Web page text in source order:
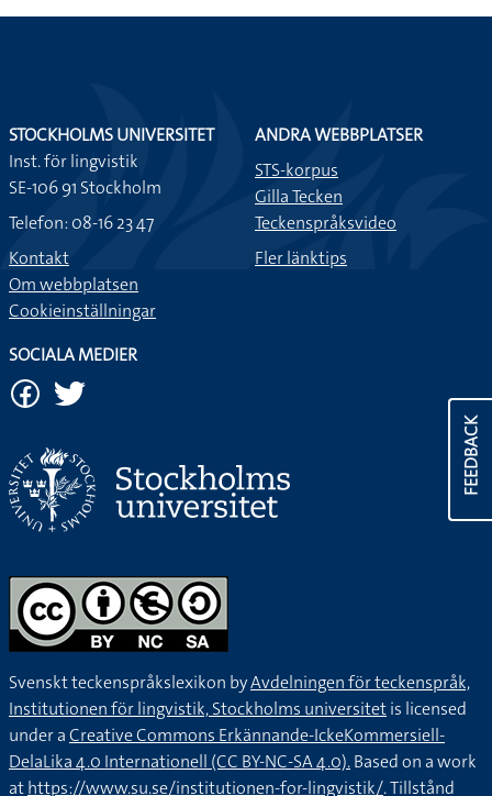
FEEDBACK
STOCKHOLMS UNIVERSITET
Inst. för lingvistik
SE-106 91 Stockholm
Telefon: 08-16 23 47
Kontakt
Om webbplatsen
Cookieinställningar
ANDRA WEBBPLATSER
STS-korpus
Gilla Tecken
Teckenspråksvideo
Fler länktips
SOCIALA MEDIER
Svenskt teckenspråkslexikon byAvdelningen för teckenspråk,
Institutionen för lingvistik, Stockholms universitetis licensed
under aCreative Commons Erkännande-IckeKommersiell-
DelaLika 4.0 Internationell (CC BY-NC-SA 4.0).Based on a work
athttps://www.su.se/institutionen-for-lingvistik/. Tillstånd